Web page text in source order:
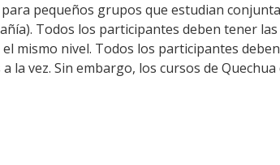
pequeños grupos que estudian
Todos los participantes deben tener las
mismo nivel. Todos los participantes
la vez. Sin embargo, los cursos de